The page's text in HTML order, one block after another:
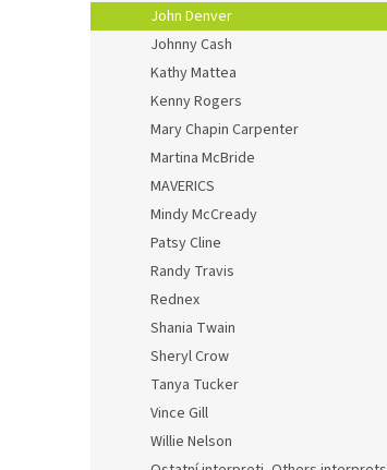
John Denver
Johnny Cash
Kathy Mattea
Kenny Rogers
Mary Chapin Carpenter
Martina McBride
MAVERICS
Mindy McCready
Patsy Cline
Randy Travis
Rednex
Shania Twain
Sheryl Crow
Tanya Tucker
Vince Gill
Willie Nelson